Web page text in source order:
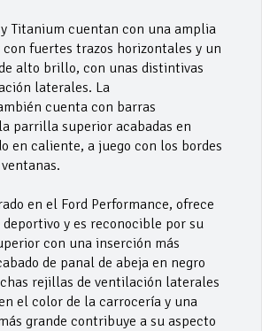
y Titanium cuentan con una amplia
fuertes trazos horizontales y un
alto brillo, con unas distintivas
laterales. La
cuenta con barras
parrilla superior acabadas en
en caliente, a juego con los bordes
en el Ford Performance, ofrece
y es reconocible por su
con una inserción más
de panal de abeja en negro
rejillas de ventilación laterales
el color de la carrocería y una
grande contribuye a su aspecto